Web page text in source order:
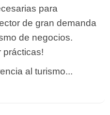
para
de gran demanda
de negocios.
prácticas!
al turismo...